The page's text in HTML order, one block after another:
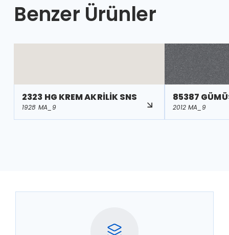
Benzer Ürünler
2323 HG KREM AKRİLİK SNS
1928 MA_9
85387
2012 MA_9